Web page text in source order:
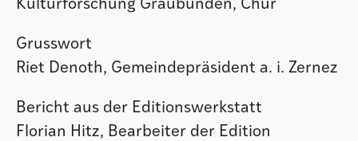
Kulturforschung Graubünden, Chur
Grusswort
Riet Denoth, Gemeindepräsident a. i. Zernez
Bericht aus der Editionswerkstatt
Florian Hitz, Bearbeiter der Edition